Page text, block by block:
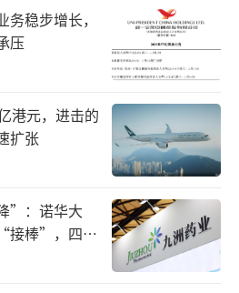
究员苏筱芮表示，“五
长表现十分亮眼，交易笔
点指标均有显著增长。同
、外籍人士来华热潮背景
比大增，一方面反映“五
费需求得到充分释放，另
付优化的前期工作积累基
优化体验与高质量发展有
稳步增长，
压
港元，进击的
扩张
”：诺华大
接棒”，四大